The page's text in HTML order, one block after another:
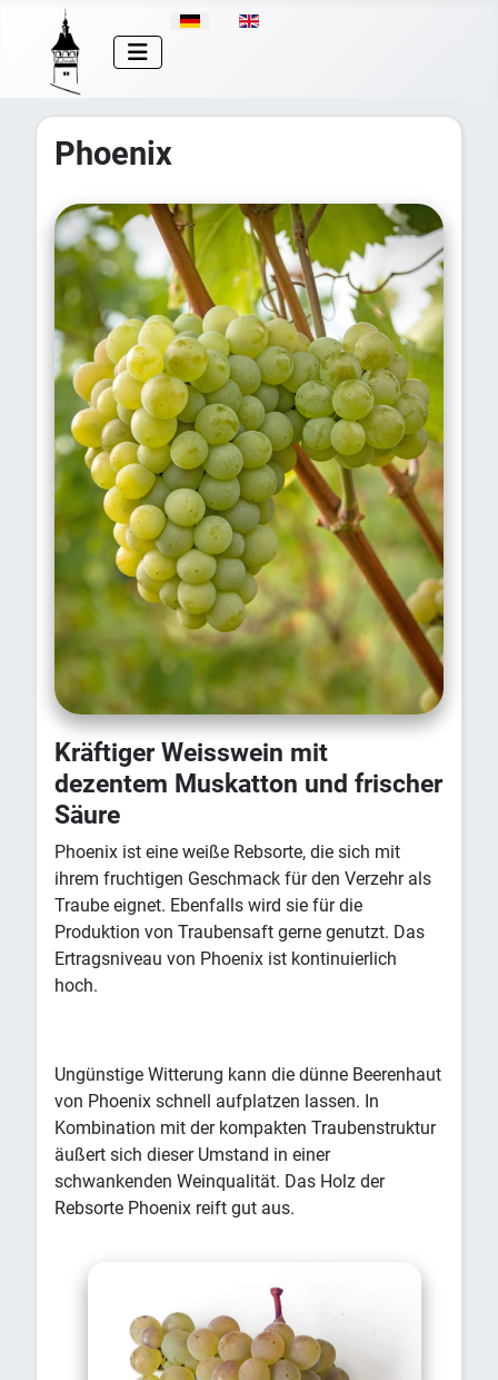
Sprache auswählen
Phoenix
Kräftiger Weisswein mit
dezentem Muskatton und frischer
Säure
Phoenix ist eine weiße Rebsorte, die sich mit
ihrem fruchtigen Geschmack für den Verzehr als
Traube eignet. Ebenfalls wird sie für die
Produktion von Traubensaft gerne genutzt. Das
Ertragsniveau von Phoenix ist kontinuierlich
hoch.
Ungünstige Witterung kann die dünne Beerenhaut
von Phoenix schnell aufplatzen lassen. In
Kombination mit der kompakten Traubenstruktur
äußert sich dieser Umstand in einer
schwankenden Weinqualität. Das Holz der
Rebsorte Phoenix reift gut aus.